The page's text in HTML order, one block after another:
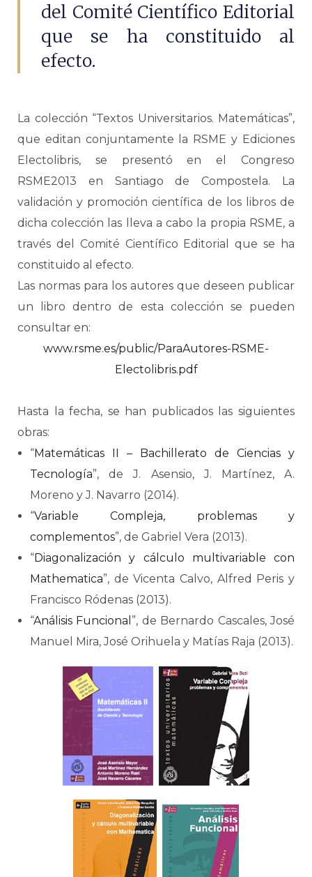
del Comité Científico Editorial
que se ha constituido al
efecto.
La colección “Textos Universitarios. Matemáticas”,
que editan conjuntamente la RSME y Ediciones
Electolibris, se presentó en el Congreso
RSME2013 en Santiago de Compostela. La
validación y promoción científica de los libros de
dicha colección las lleva a cabo la propia RSME, a
través del Comité Científico Editorial que se ha
constituido al efecto.
Las normas para los autores que deseen publicar
un libro dentro de esta colección se pueden
consultar en:
www.rsme.es/public/ParaAutores-RSME-
Electolibris.pdf
Hasta la fecha, se han publicados las siguientes
obras:
“Matemáticas II – Bachillerato de Ciencias y
Tecnología”, de J. Asensio, J. Martínez, A.
Moreno y J. Navarro (2014).
“Variable Compleja, problemas y
complementos”, de Gabriel Vera (2013).
“Diagonalización y cálculo multivariable con
Mathematica”, de Vicenta Calvo, Alfred Peris y
Francisco Ródenas (2013).
“Análisis Funcional ”, de Bernardo Cascales, José
Manuel Mira, José Orihuela y Matías Raja (2013).